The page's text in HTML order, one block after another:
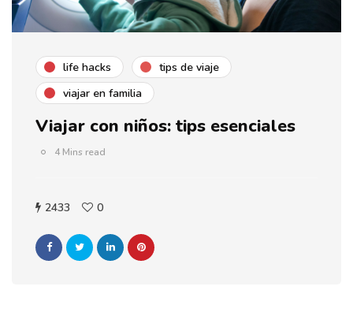
life hacks
tips de viaje
viajar en familia
Viajar con niños: tips esenciales
4 Mins read
2433 0